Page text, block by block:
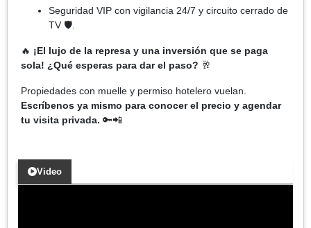
Seguridad VIP con vigilancia 24/7 y circuito cerrado de
TV 🛡️.
🔥 ¡El lujo de la represa y una inversión que se paga
sola! ¿Qué esperas para dar el paso? 🥂
Propiedades con muelle y permiso hotelero vuelan.
Escríbenos ya mismo para conocer el precio y agendar
tu visita privada. 🔑📲
Video